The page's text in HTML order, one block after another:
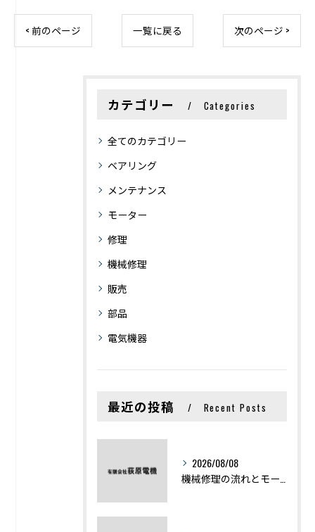
< 前のページ 一覧に戻る 次のページ >
カテゴリー Categories
全てのカテゴリー
ベアリング
メンテナンス
モーター
修理
機械修理
販売
部品
電気機器
最近の投稿 Recent Posts
2026/08/08